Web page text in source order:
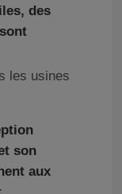
des
les usines
son
aux